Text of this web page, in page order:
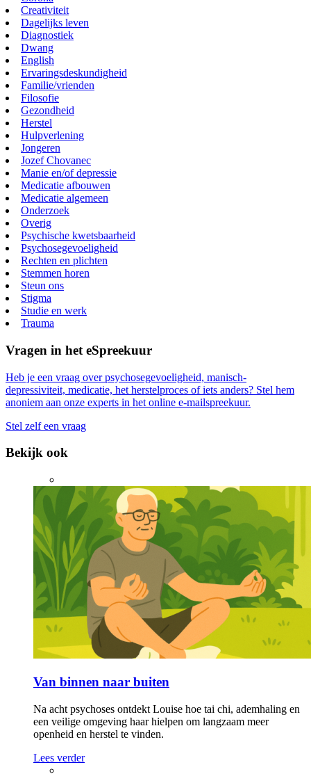
Creativiteit
Dagelijks leven
Diagnostiek
Dwang
English
Ervaringsdeskundigheid
Familie/vrienden
Filosofie
Gezondheid
Herstel
Hulpverlening
Jongeren
Jozef Chovanec
Manie en/of depressie
Medicatie afbouwen
Medicatie algemeen
Onderzoek
Overig
Psychische kwetsbaarheid
Psychosegevoeligheid
Rechten en plichten
Stemmen horen
Steun ons
Stigma
Studie en werk
Trauma
Vragen in het eSpreekuur
Heb je een vraag over psychosegevoeligheid, manisch-
depressiviteit, medicatie, het herstelproces of iets anders? Stel hem
anoniem aan onze experts in het online e-mailspreekuur.
Stel zelf een vraag
Bekijk ook
Van binnen naar buiten
Na acht psychoses ontdekt Louise hoe tai chi, ademhaling en
een veilige omgeving haar hielpen om langzaam meer
openheid en herstel te vinden.
Lees verder